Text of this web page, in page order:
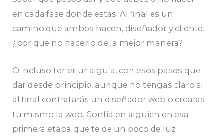
en cada fase donde estas. Al final es un
camino que ambos hacen, diseñador y cliente.
¿por que no hacerlo de la mejor manera?
O incluso tener una guía, con esos pasos que
dar desde principio, aunque no tengas claro si
al final contratarás un diseñador web o crearas
tu mismo la web. Confía en alguien en esa
primera etapa que te de un poco de luz.